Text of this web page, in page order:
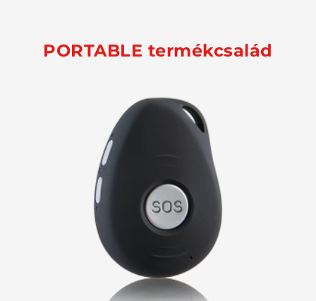
PORTABLE termékcsalád